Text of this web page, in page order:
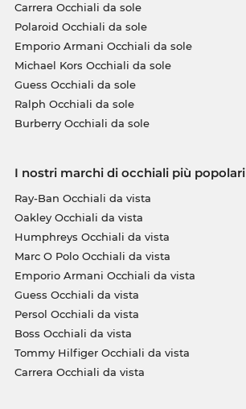
Carrera Occhiali da sole
Polaroid Occhiali da sole
Emporio Armani Occhiali da sole
Michael Kors Occhiali da sole
Guess Occhiali da sole
Ralph Occhiali da sole
Burberry Occhiali da sole
I nostri marchi di occhiali più popolari
Ray-Ban Occhiali da vista
Oakley Occhiali da vista
Humphreys Occhiali da vista
Marc O Polo Occhiali da vista
Emporio Armani Occhiali da vista
Guess Occhiali da vista
Persol Occhiali da vista
Boss Occhiali da vista
Tommy Hilfiger Occhiali da vista
Carrera Occhiali da vista